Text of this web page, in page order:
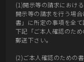
(1)開示等の請求におけ
開示等の請求を行う場
書」に所定の事項を全て
下記「ご本人確認のた
郵送下さい。
(2)ご本人確認のための